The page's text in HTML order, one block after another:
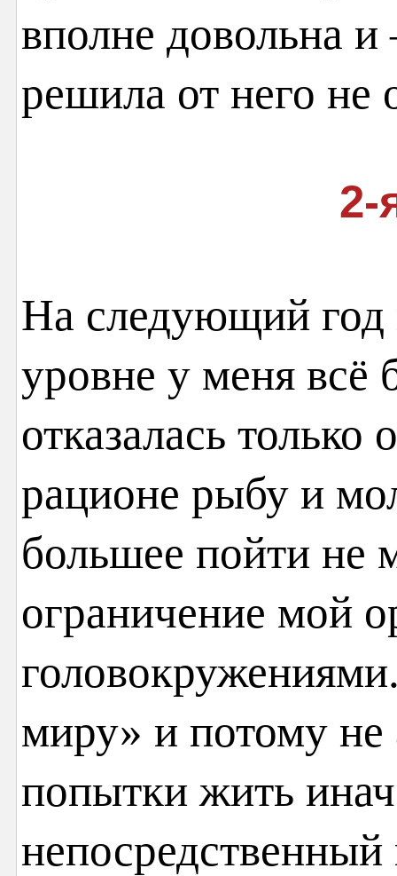
вполне довольна
решила от него не
2-
На следующий год
уровне у меня
отказалась только
рационе рыбу и
большее пойти не
ограничение мой
миру» и потому
попытки жить
непосредственный